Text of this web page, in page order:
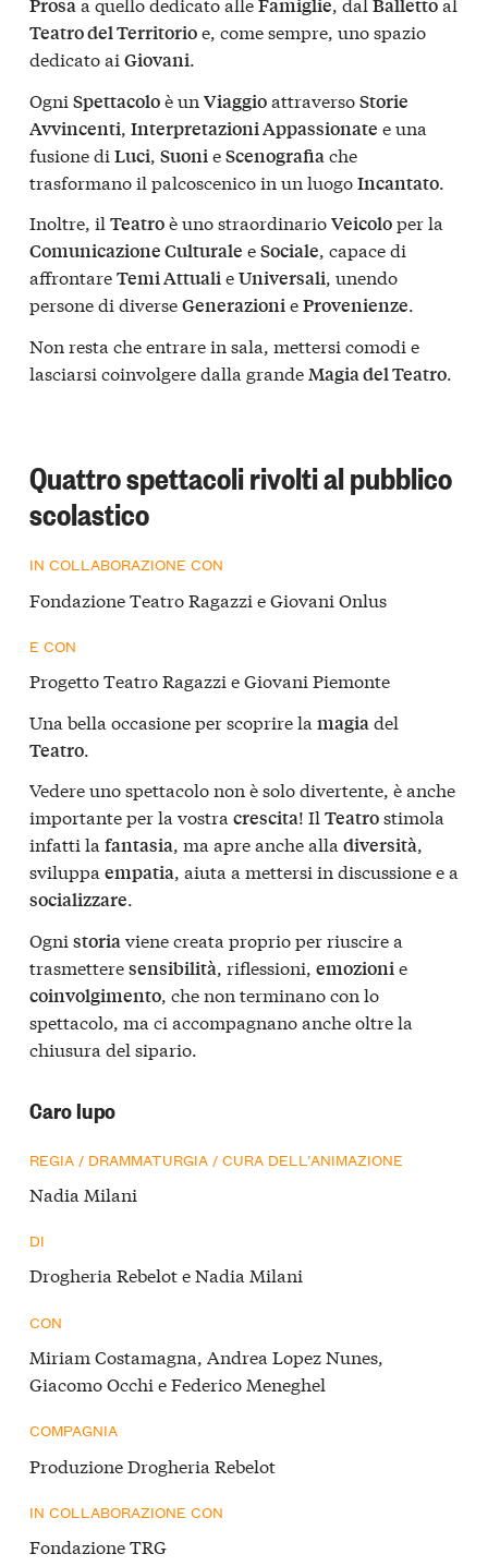
Teatro del Territorioe, come sempre, uno spazio
dedicato ai Giovani.
Ogni Spettacoloè un ViaggioattraversoStorie
Avvincenti, Interpretazioni Appassionate e una
fusione di Luci, SuonieScenografiache
trasformano il palcoscenico in un luogoIncantato.
Inoltre, il Teatroè uno straordinarioVeicoloper la
Comunicazione Culturale eSociale, capace di
affrontareTemi AttualieUniversali, unendo
persone di diverseGenerazionieProvenienze.
Non resta che entrare in sala, mettersi comodi e
lasciarsi coinvolgere dalla grandeMagia del Teatro.
Quattro spettacoli rivolti al pubblico
scolastico
IN COLLABORAZIONE CON
Fondazione Teatro Ragazzi e Giovani Onlus
E CON
Progetto Teatro Ragazzi e Giovani Piemonte
Una bella occasione per scoprire la magiadel
Teatro.
Vedere uno spettacolo non è solo divertente, è anche
importante per la vostra crescita! Il Teatrostimola
infatti la fantasia, ma apre anche alla diversità,
sviluppa empatia, aiuta a mettersi in discussione e a
socializzare.
Ogni storiaviene creata proprio per riuscire a
trasmetteresensibilità, riflessioni, emozionie
coinvolgimento, che non terminano con lo
spettacolo, ma ci accompagnano anche oltre la
chiusura del sipario.
Caro lupo
REGIA / DRAMMATURGIA / CURA DELL’ANIMAZIONE
Nadia Milani
DI
Drogheria Rebelot e Nadia Milani
CON
Miriam Costamagna, Andrea Lopez Nunes,
Giacomo Occhi e Federico Meneghel
COMPAGNIA
Produzione Drogheria Rebelot
IN COLLABORAZIONE CON
Fondazione TRG